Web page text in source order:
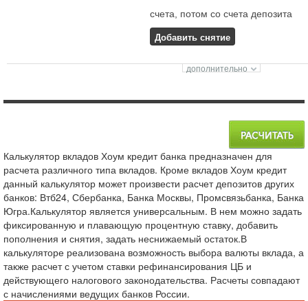
счета, потом со счета депозита
Добавить снятие
Калькулятор вкладов Хоум кредит банка предназначен для
расчета различного типа вкладов. Кроме вкладов Хоум кредит
данный калькулятор может произвести расчет депозитов других
банков: Втб24, Сбербанка, Банка Москвы, Промсвязьбанка, Банка
Югра.Калькулятор является универсальным. В нем можно задать
фиксированную и плавающую процентную ставку, добавить
пополнения и снятия, задать неснижаемый остаток.В
калькуляторе реализована возможность выбора валюты вклада, а
также расчет с учетом ставки рефинансирования ЦБ и
действующего налогового законодательства. Расчеты совпадают
с начислениями ведущих банков России.